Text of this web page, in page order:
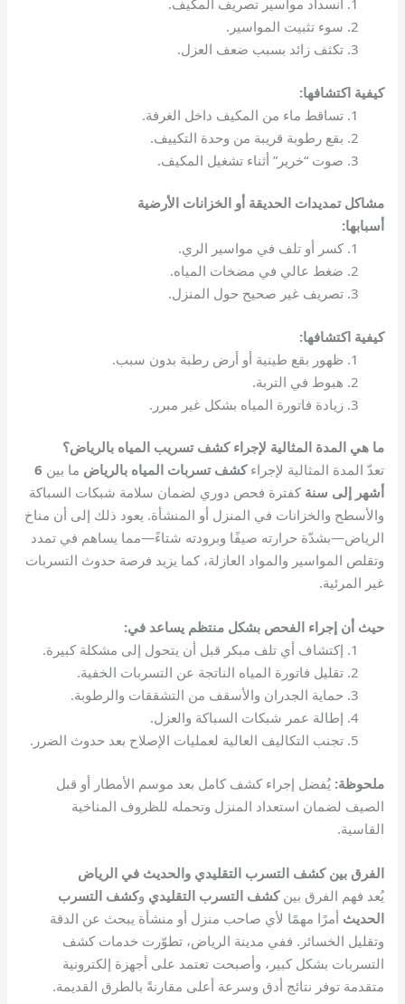
انسداد مواسير تصريف المكيف.
سوء تثبيت المواسير.
تكثف زائد بسبب ضعف العزل.
كيفية اكتشافها:
تساقط ماء من المكيف داخل الغرفة.
بقع رطوبة قريبة من وحدة التكييف.
صوت “خرير” أثناء تشغيل المكيف.
مشاكل تمديدات الحديقة أو الخزانات الأرضية
أسبابها:
كسر أو تلف في مواسير الري.
ضغط عالي في مضخات المياه.
تصريف غير صحيح حول المنزل.
كيفية اكتشافها:
ظهور بقع طينية أو أرض رطبة بدون سبب.
هبوط في التربة.
زيادة فاتورة المياه بشكل غير مبرر.
ما هي المدة المثالية لإجراء كشف تسريب المياه بالرياض؟
تعدّ المدة المثالية لإجراءكشف تسربات المياه بالرياض ما بين 6
أشهر إلى سنة كفترة فحص دوري لضمان سلامة شبكات السباكة
والأسطح والخزانات في المنزل أو المنشأة. يعود ذلك إلى أن مناخ
الرياض—بشدّة حرارته صيفًا وبرودته شتاءً—مما يساهم في تمدد
وتقلص المواسير والمواد العازلة، كما يزيد فرصة حدوث التسربات
غير المرئية.
حيث أن إجراء الفحص بشكل منتظم يساعد في:
إكتشاف أي تلف مبكر قبل أن يتحول إلى مشكلة كبيرة.
تقليل فاتورة المياه الناتجة عن التسربات الخفية.
حماية الجدران والأسقف من التشققات والرطوبة.
إطالة عمر شبكات السباكة والعزل.
تجنب التكاليف العالية لعمليات الإصلاح بعد حدوث الضرر.
ملحوظة: يُفضل إجراء كشف كامل بعد موسم الأمطار أو قبل
الصيف لضمان استعداد المنزل وتحمله للظروف المناخية
القاسية.
الفرق بين كشف التسرب التقليدي والحديث في الرياض
يُعد فهم الفرق بينكشف التسرب التقليدي وكشف التسرب
الحديث أمرًا مهمًا لأي صاحب منزل أو منشأة يبحث عن الدقة
وتقليل الخسائر. ففي مدينة الرياض، تطوّرت خدمات كشف
التسربات بشكل كبير، وأصبحت تعتمد على أجهزة إلكترونية
متقدمة توفر نتائج أدق وسرعة أعلى مقارنةً بالطرق القديمة.